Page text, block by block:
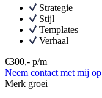
Strategie
Stijl
Templates
Verhaal
€300,- p/m
Neem contact met mij op
Merk groei